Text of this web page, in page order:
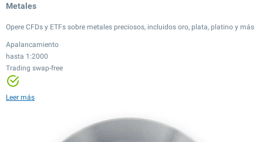
Metales
Opere CFDs y ETFs sobre metales preciosos, incluidos oro, plata, platino y más
Apalancamiento
hasta 1:2000
Trading swap-free
Leer más
Apalancamiento
Más de 12,000 instrumentos
Spreads ajustados